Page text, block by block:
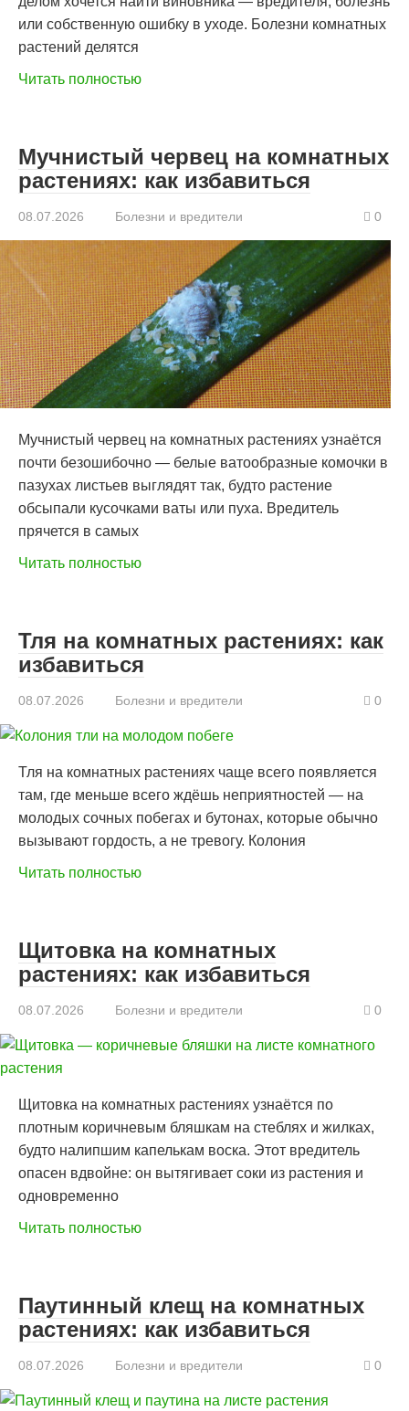
или собственную ошибку в уходе. Болезни комнатных
растений делятся
Читать полностью
Мучнистый червец на комнатных
растениях: как избавиться
08.07.2026 Болезни и вредители 0
Мучнистый червец на комнатных растениях узнаётся
почти безошибочно — белые ватообразные комочки в
пазухах листьев выглядят так, будто растение
обсыпали кусочками ваты или пуха. Вредитель
прячется в самых
Читать полностью
Тля на комнатных растениях: как
избавиться
08.07.2026 Болезни и вредители 0
Тля на комнатных растениях чаще всего появляется
там, где меньше всего ждёшь неприятностей — на
молодых сочных побегах и бутонах, которые обычно
вызывают гордость, а не тревогу. Колония
Читать полностью
Щитовка на комнатных
растениях: как избавиться
08.07.2026 Болезни и вредители 0
Щитовка на комнатных растениях узнаётся по
плотным коричневым бляшкам на стеблях и жилках,
будто налипшим капелькам воска. Этот вредитель
опасен вдвойне: он вытягивает соки из растения и
одновременно
Читать полностью
Паутинный клещ на комнатных
растениях: как избавиться
08.07.2026 Болезни и вредители 0